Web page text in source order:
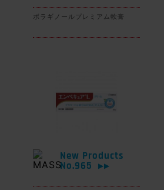
ボラギノールプレミアム軟膏
New Products
No.965
▶▶